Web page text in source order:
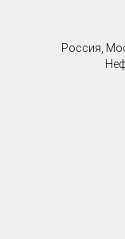
Россия,